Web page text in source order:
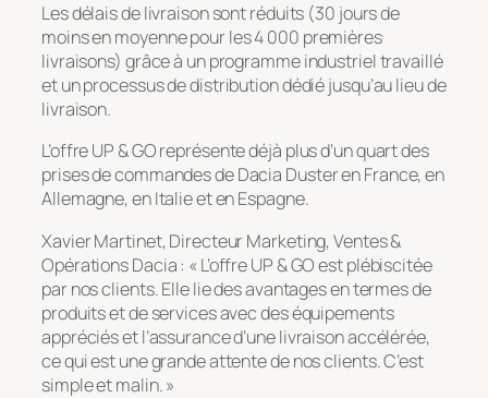
Les délais de livraison sont réduits (30 jours de
moins en moyenne pour les 4 000 premières
livraisons) grâce à un programme industriel travaillé
et un processus de distribution dédié jusqu’au lieu de
livraison.
L’offre UP & GO représente déjà plus d’un quart des
prises de commandes de Dacia Duster en France, en
Allemagne, en Italie et en Espagne.
Xavier Martinet, Directeur Marketing, Ventes &
Opérations Dacia : « L’offre UP & GO est plébiscitée
par nos clients. Elle lie des avantages en termes de
produits et de services avec des équipements
appréciés et l’assurance d’une livraison accélérée,
ce qui est une grande attente de nos clients. C’est
simple et malin. »